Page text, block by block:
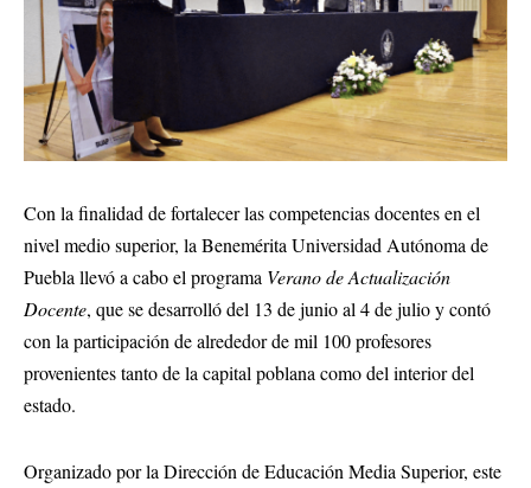
Con la finalidad de fortalecer las competencias docentes en el
nivel medio superior, la Benemérita Universidad Autónoma de
Puebla llevó a cabo el programa Verano de Actualización
Docente, que se desarrolló del 13 de junio al 4 de julio y contó
con la participación de alrededor de mil 100 profesores
provenientes tanto de la capital poblana como del interior del
estado.
Organizado por la Dirección de Educación Media Superior, este